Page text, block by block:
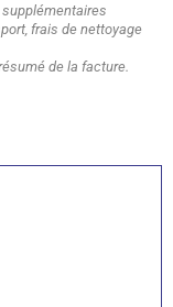
frais de nettoyage
de la facture.